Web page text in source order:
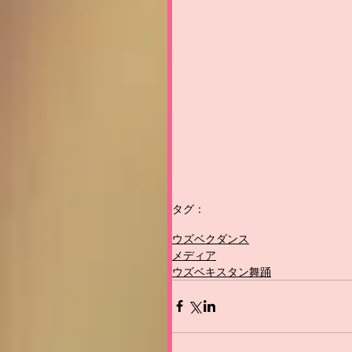
タグ：
ウズベクダンス
メディア
ウズベキスタン舞踊